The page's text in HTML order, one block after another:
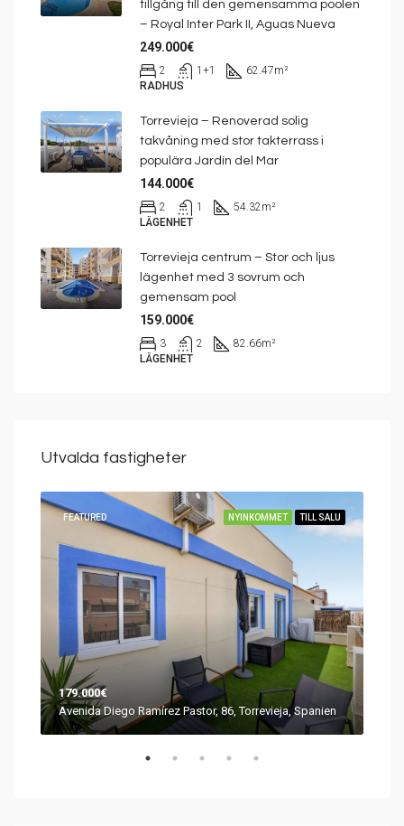
tillgång till den gemensamma poolen
– Royal Inter Park II, Aguas Nueva
249.000€
2 1+1 62.47m²
RADHUS
Torrevieja – Renoverad solig
takvåning med stor takterrass i
populära Jardín del Mar
144.000€
2 1 54.32m²
LÄGENHET
Torrevieja centrum – Stor och ljus
lägenhet med 3 sovrum och
gemensam pool
159.000€
3 2 82.66m²
LÄGENHET
Utvalda fastigheter
NYINKOMMET TILL SALU
FEATURED
179.000€
Avenida Diego Ramírez Pastor, 86, Torrevieja, Spanien